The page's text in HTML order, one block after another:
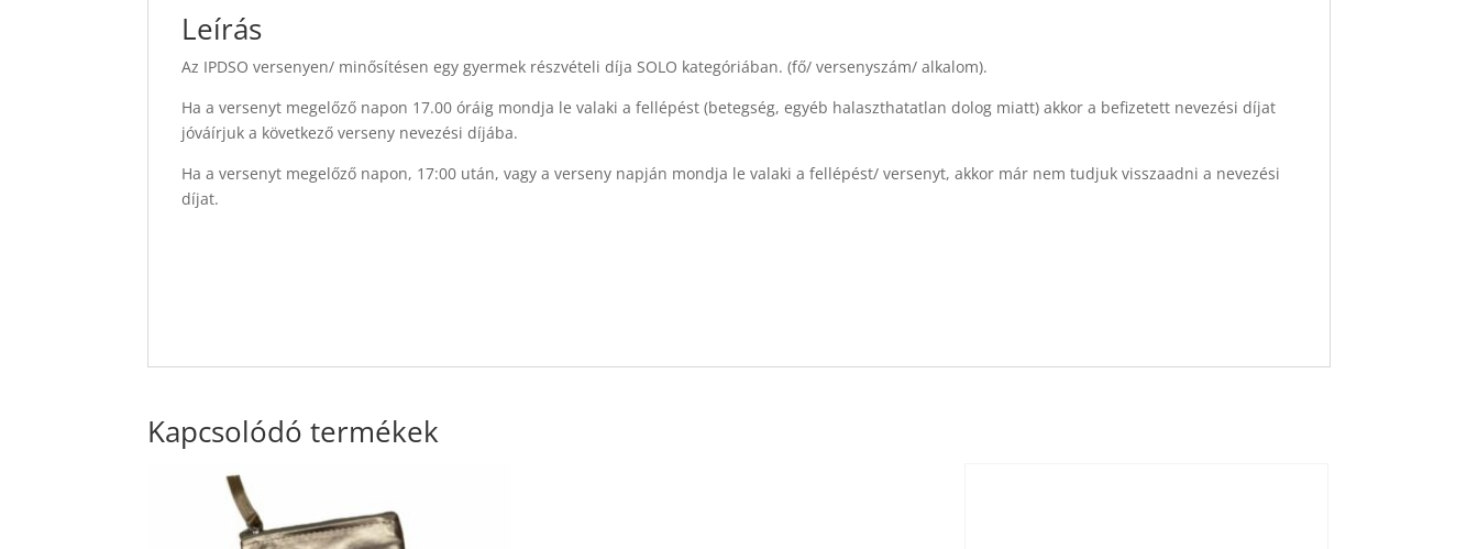
Leírás
Az IPDSO versenyen/ minősítésen egy gyermek részvételi díja SOLO kategóriában. (fő/ versenyszám/ alkalom).
Ha a versenyt megelőző napon 17.00 óráig mondja le valaki a fellépést (betegség, egyéb halaszthatatlan dolog miatt) akkor a befizetett nevezési díjat
jóváírjuk a következő verseny nevezési díjába.
Ha a versenyt megelőző napon, 17:00 után, vagy a verseny napján mondja le valaki a fellépést/ versenyt, akkor már nem tudjuk visszaadni a nevezési
díjat.
Kapcsolódó termékek